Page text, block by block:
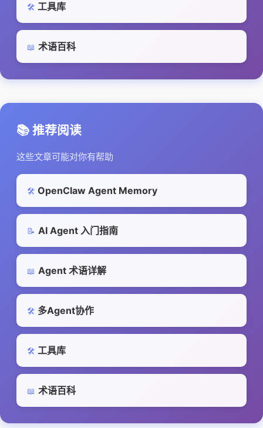
🛠️ 工具库
📖 术语百科
📚 推荐阅读
这些文章可能对你有帮助
🛠️ OpenClaw Agent Memory
📝 AI Agent 入门指南
📖 Agent 术语详解
🛠️ 多Agent协作
🛠️ 工具库
📖 术语百科